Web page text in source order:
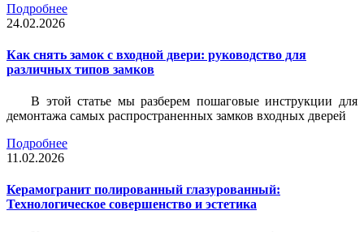
Подробнее
24.02.2026
Как снять замок с входной двери: руководство для
различных типов замков
В этой статье мы разберем пошаговые инструкции для
демонтажа самых распространенных замков входных дверей
Подробнее
11.02.2026
Керамогранит полированный глазурованный:
Технологическое совершенство и эстетика